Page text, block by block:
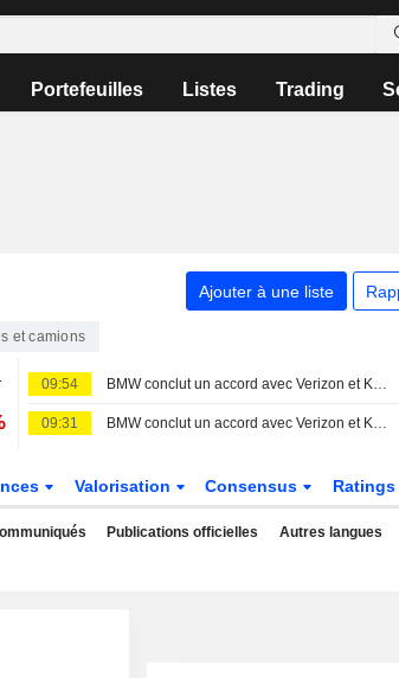
Portefeuilles Listes Trading
Ajouter à une liste
et camions
09:54 BMW conclut un accord avec Verizon et KDDI pour les services de connectivité automobile aux États-Unis
09:31 BMW conclut un accord avec Verizon et KDDI pour les services de connectivité automobile aux États-Unis
Valorisation Consensus Ratings
Publications officielles Autres langues